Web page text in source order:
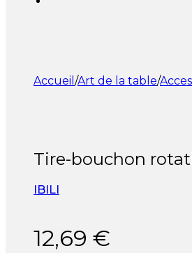
Accueil /Art de la table/
Tire-bouchon
IBILI
12,69 €